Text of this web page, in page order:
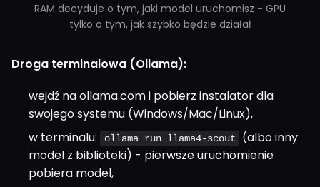
RAM decyduje o tym, jaki model uruchomisz - GPU
tylko o tym, jak szybko będzie działał
Droga terminalowa (Ollama):
wejdź na ollama.com i pobierz instalator dla
swojego systemu (Windows/Mac/Linux),
w terminalu:
ollama run llama4-scout
(albo inny
model z biblioteki) - pierwsze uruchomienie
pobiera model,